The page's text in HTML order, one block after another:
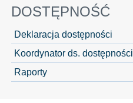
DOSTĘPNOŚĆ
Deklaracja dostępności
Koordynator ds. dostępności
Raporty